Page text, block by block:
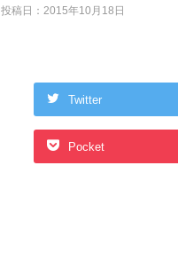
投稿日： 2015年10月18日
Twitter
Pocket